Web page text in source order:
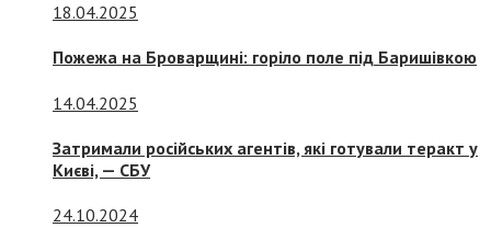
18.04.2025
Пожежа на Броварщині: горіло поле під Баришівкою
14.04.2025
Затримали російських агентів, які готували теракт у
Києві, — СБУ
24.10.2024